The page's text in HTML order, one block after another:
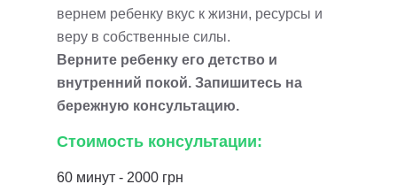
вернем ребенку вкус к жизни, ресурсы и
веру в собственные силы.
Верните ребенку его детство и
внутренний покой. Запишитесь на
бережную консультацию.
Стоимость консультации:
60 минут - 2000 грн